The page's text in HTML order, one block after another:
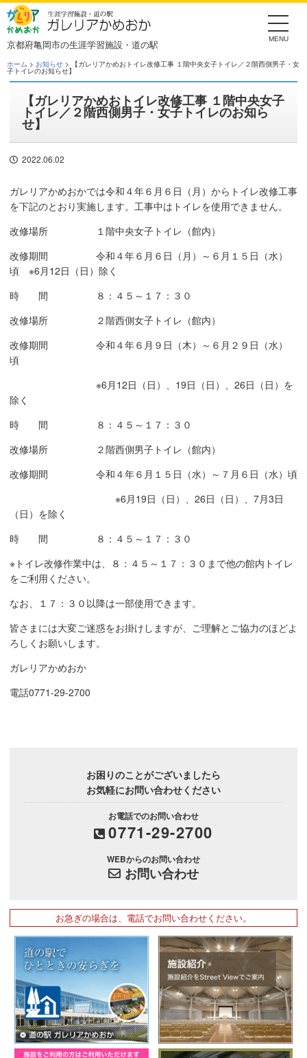
Skip
to
the
content
京都府亀岡市の生涯学習施設・道の駅
ホーム > お知らせ > 【ガレリアかめおトイレ改修工事 １階中央女子トイレ／２階西側男子・女
子トイレのお知らせ】
【ガレリアかめおトイレ改修工事 １階中央女子
トイレ／２階西側男子・女子トイレのお知ら
せ】
2022.06.02
ガレリアかめおかでは令和４年６月６日（月）からトイレ改修工事
を下記のとおり実施します。工事中はトイレを使用できません。
改修場所 １階中央女子トイレ（館内）
改修期間 令和４年６月６日（月）～６月１５日（水）
頃 ※6月12日（日）除く
時 間 ８：４５～１７：３０
改修場所 ２階西側女子トイレ（館内）
改修期間 令和４年６月９日（木）～６月２９日（水）
頃
※6月12日（日）、19日（日）、26日（日）を
除く
時 間 ８：４５～１７：３０
改修場所 ２階西側男子トイレ（館内）
改修期間 令和４年６月１５日（水）～７月６日（水）頃
※6月19日（日）、26日（日）、7月3日
（日）を除く
時 間 ８：４５～１７：３０
※トイレ改修作業中は、８：４５～１７：３０まで他の館内トイレ
をご利用ください。
なお、１７：３０以降は一部使用できます。
皆さまには大変ご迷惑をお掛けしますが、ご理解とご協力のほどよ
ろしくお願いします。
ガレリアかめおか
電話0771-29-2700
お困りのことがございましたら
お気軽にお問い合わせください
お電話でのお問い合わせ
0771-29-2700
WEBからのお問い合わせ
お問い合わせ
お急ぎの場合は、電話でお問い合わせください。